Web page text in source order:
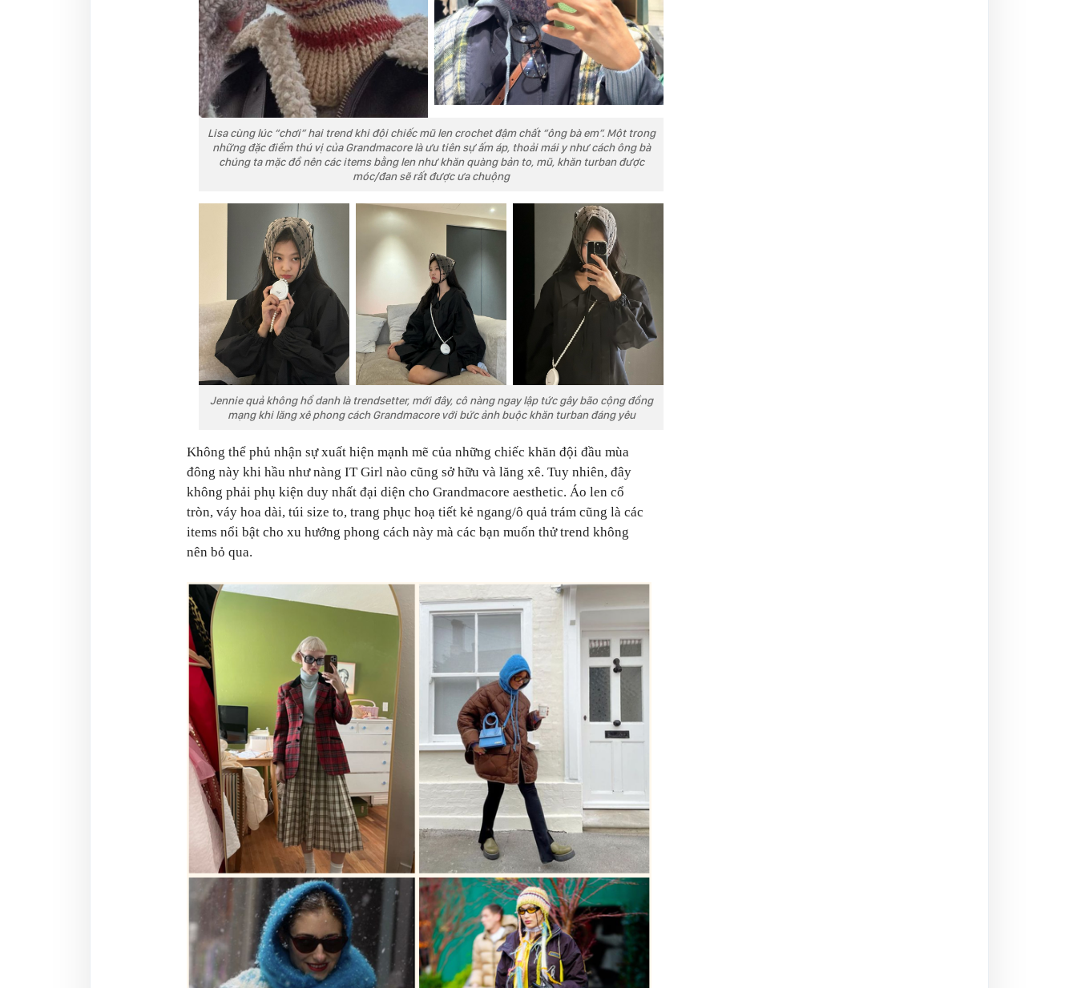
Lisa cùng lúc “chơi” hai trend khi đội chiếc mũ len crochet đậm chất “ông bà em”. Một trong
những đặc điểm thú vị của Grandmacore là ưu tiên sự ấm áp, thoải mái y như cách ông bà
chúng ta mặc đồ nên các items bằng len như khăn quàng bản to, mũ, khăn turban được
móc/đan sẽ rất được ưa chuộng
Jennie quả không hổ danh là trendsetter, mới đây, cô nàng ngay lập tức gây bão cộng đồng
mạng khi lăng xê phong cách Grandmacore với bức ảnh buộc khăn turban đáng yêu
Không thể phủ nhận sự xuất hiện mạnh mẽ của những chiếc khăn đội đầu mùa
đông này khi hầu như nàng IT Girl nào cũng sở hữu và lăng xê. Tuy nhiên, đây
không phải phụ kiện duy nhất đại diện cho Grandmacore aesthetic. Áo len cổ
tròn, váy hoa dài, túi size to, trang phục hoạ tiết kẻ ngang/ô quả trám cũng là các
items nổi bật cho xu hướng phong cách này mà các bạn muốn thử trend không
nên bỏ qua.